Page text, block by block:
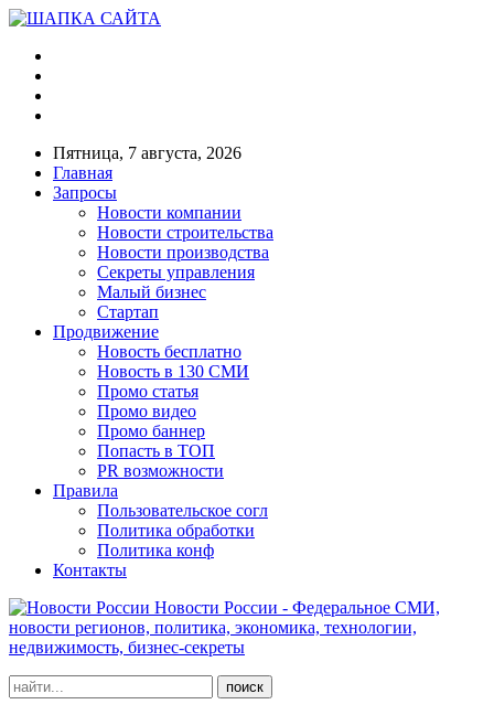
Пятница, 7 августа, 2026
Главная
Запросы
Новости компании
Новости строительства
Новости производства
Секреты управления
Малый бизнес
Стартап
Продвижение
Новость бесплатно
Новость в 130 СМИ
Промо статья
Промо видео
Промо баннер
Попасть в ТОП
PR возможности
Правила
Пользовательское согл
Политика обработки
Политика конф
Контакты
Новости России - Федеральное СМИ,
новости регионов, политика, экономика, технологии,
недвижимость, бизнес-секреты